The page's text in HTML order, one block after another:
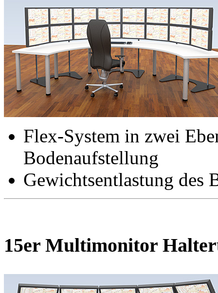
Flex-System in zwei
Bodenaufstellung
Gewichtsentlastung des
15er Multimonitor